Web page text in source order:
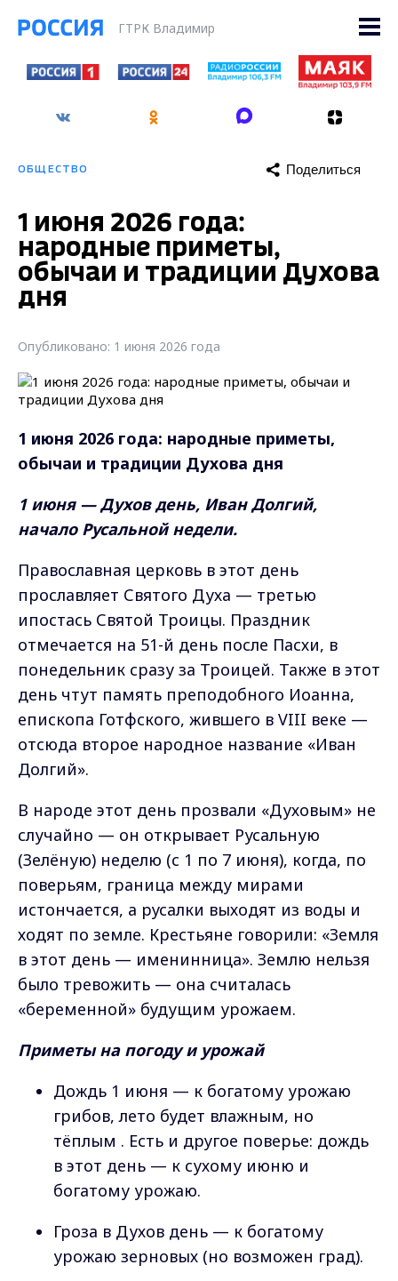
ГТРК Владимир
ОБЩЕСТВО Поделиться
1 июня 2026 года:
народные приметы,
обычаи и традиции Духова
дня
Опубликовано: 1 июня 2026 года
1 июня 2026 года: народные приметы,
обычаи и традиции Духова дня
1 июня — Духов день, Иван Долгий,
начало Русальной недели.
Православная церковь в этот день
прославляет Святого Духа — третью
ипостась Святой Троицы. Праздник
отмечается на 51-й день после Пасхи, в
понедельник сразу за Троицей. Также в этот
день чтут память преподобного Иоанна,
епископа Готфского, жившего в VIII веке —
отсюда второе народное название «Иван
Долгий».
В народе этот день прозвали «Духовым» не
случайно — он открывает Русальную
(Зелёную) неделю (с 1 по 7 июня), когда, по
поверьям, граница между мирами
истончается, а русалки выходят из воды и
ходят по земле. Крестьяне говорили: «Земля
в этот день — именинница». Землю нельзя
было тревожить — она считалась
«беременной» будущим урожаем.
Приметы на погоду и урожай
Дождь 1 июня — к богатому урожаю
грибов, лето будет влажным, но
тёплым . Есть и другое поверье: дождь
в этот день — к сухому июню и
богатому урожаю.
Гроза в Духов день — к богатому
урожаю зерновых (но возможен град).